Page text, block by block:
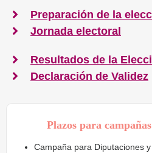
Preparación de la
Jornada electoral
Resultados de la
Declaración de Validez
Plazos para
Campaña para Diputaciones